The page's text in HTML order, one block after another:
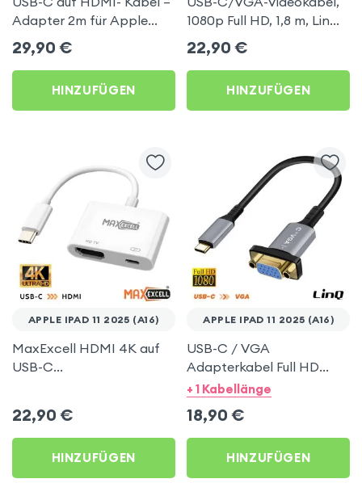
Adapter 2m für Apple
iPad 11 2025 (A16)
29,90 €
HINZUFÜGEN
1080p Full HD, 1,8 m, LinQ
für Apple iPad 11 2025
(A16)
22,90 €
HINZUFÜGEN
APPLE IPAD 11 2025 (A16)
MaxExcell HDMI 4K auf
USB-C
22,90 €
HINZUFÜGEN
APPLE IPAD 11 2025 (A16)
USB-C / VGA
Adapterkabel Full HD
1080p 20?cm – LinQ für
+ 1 Kabellänge
18,90 €
HINZUFÜGEN